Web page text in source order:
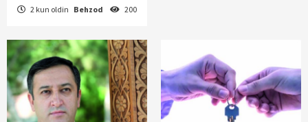
2 kun oldin Behzod 200